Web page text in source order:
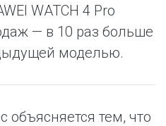
WATCH 4 Pro
— в 10 раз больше
моделью.
тем, что